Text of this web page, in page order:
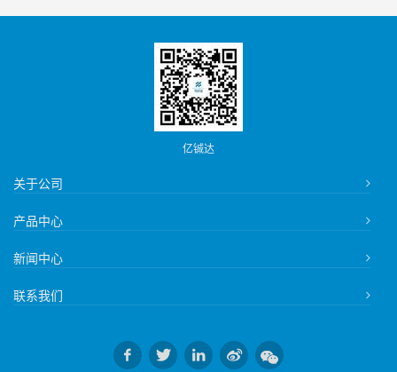
亿铖达
关于公司
产品中心
新闻中心
联系我们